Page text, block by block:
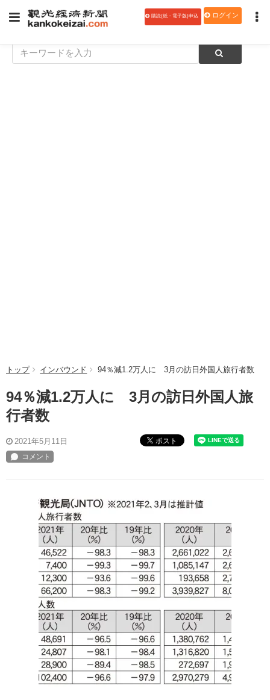
購読(紙・電子版)申込 ログイン
トップ インバウンド 94％減1.2万人に 3月の訪日外国人旅行者数
94％減1.2万人に 3月の訪日外国人旅
行者数
2021年5月11日 ポスト